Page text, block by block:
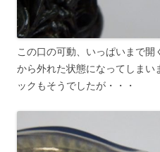
この口の可動、いっぱいまで
から外れた状態になってしまい
ックもそうでしたが・・・